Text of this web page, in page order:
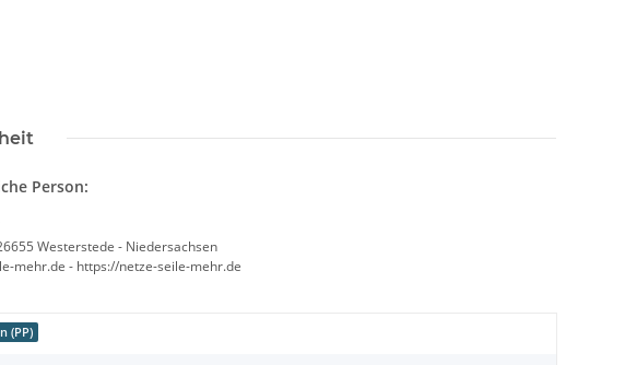
Person:
Westerstede - Niedersachsen
mehr.de - https://netze-seile-mehr.de
(PP)